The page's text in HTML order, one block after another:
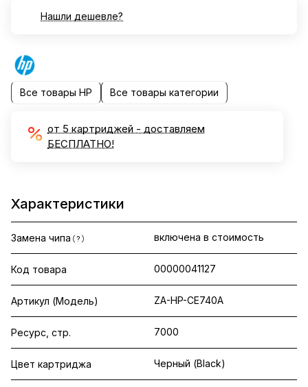
Нашли дешевле?
Все товары HP Все товары категории
от 5 картриджей - доставляем
БЕСПЛАТНО!
Характеристики
Замена чипа ? включена в стоимость
Код товара 00000041127
Артикул (Модель) ZA-HP-CE740A
Ресурс, стр. 7000
Цвет картриджа Черный (Black)